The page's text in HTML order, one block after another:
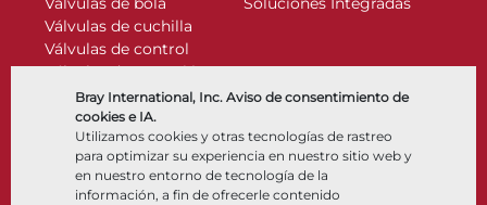
Bray International, Inc. Aviso de consentimiento de
cookies e IA.
Utilizamos cookies y otras tecnologías de rastreo
para optimizar su experiencia en nuestro sitio web y
en nuestro entorno de tecnología de la
información, a fin de ofrecerle contenido
Válvulas de cuchilla
Válvulas de control
Válvulas de retención
Actuadores
Accesorios de control
Criogénico
Compañía Recursos